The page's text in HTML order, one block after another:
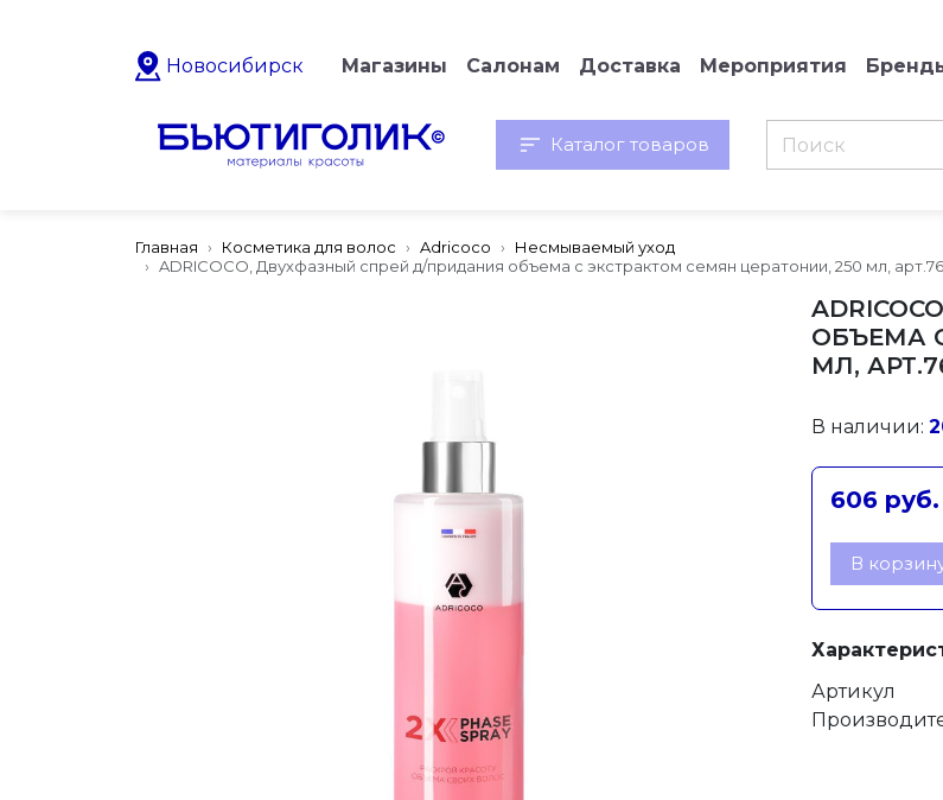
Новосибирск Магазины Салонам Доставка Мероприятия
Каталог товаров
Главная Косметика для волос Adricoco
Несмываемый уход
ADRICOCO, Двухфазный спрей д/придания объема с экстрактом семян цератонии, 250 мл,
ОБЪЕМА
МЛ,
В наличии:
606 руб.
В
Артикул